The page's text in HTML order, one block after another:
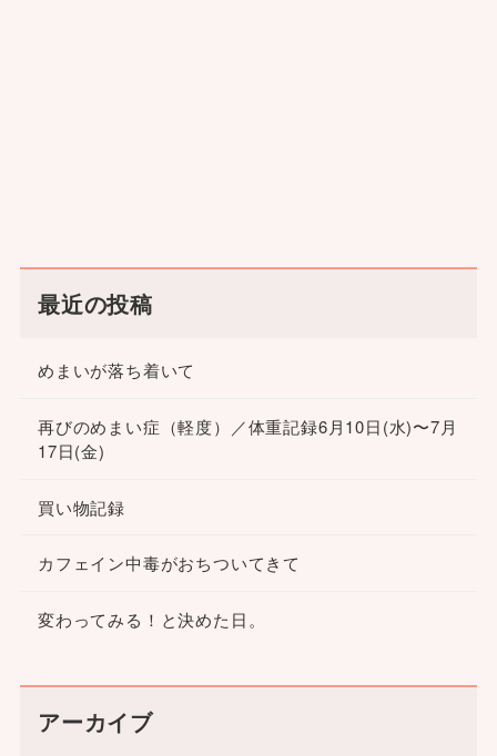
最近の投稿
めまいが落ち着いて
再びのめまい症（軽度）／体重記録6月10日(水)〜7月
17日(金)
買い物記録
カフェイン中毒がおちついてきて
変わってみる！と決めた日。
アーカイブ